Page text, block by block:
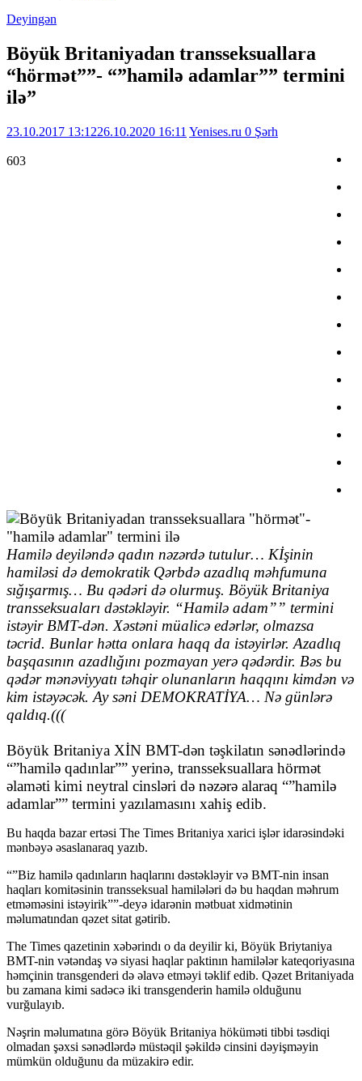
Deyingən
Böyük Britaniyadan transseksuallara
“hörmət””- “”hamilə adamlar”” termini
ilə”
23.10.2017 13:1226.10.2020 16:11 Yenises.ru 0 Şərh
603
Hamilə deyiləndə qadın nəzərdə tutulur… Kİşinin
hamiləsi də demokratik Qərbdə azadlıq məhfumuna
sığışarmış… Bu qədəri də olurmuş. Böyük Britaniya
transseksuaları dəstəkləyir. “Hamilə adam”” termini
istəyir BMT-dən. Xəstəni müalicə edərlər, olmazsa
təcrid. Bunlar hətta onlara haqq da istəyirlər. Azadlıq
başqasının azadlığını pozmayan yerə qədərdir. Bəs bu
qədər mənəviyyatı təhqir olunanların haqqını kimdən və
kim istəyəcək. Ay səni DEMOKRATİYA… Nə günlərə
qaldıq.(((
Böyük Britaniya XİN BMT-dən təşkilatın sənədlərində
“”hamilə qadınlar”” yerinə, transseksuallara hörmət
əlaməti kimi neytral cinsləri də nəzərə alaraq “”hamilə
adamlar”” termini yazılamasını xahiş edib.
Bu haqda bazar ertəsi The Times Britaniya xarici işlər idarəsindəki
mənbəyə əsaslanaraq yazıb.
“”Biz hamilə qadınların haqlarını dəstəkləyir və BMT-nin insan
haqları komitəsinin transseksual hamilələri də bu haqdan məhrum
etməməsini istəyirik””-deyə idarənin mətbuat xidmətinin
məlumatından qəzet sitat gətirib.
The Times qazetinin xəbərindı o da deyilir ki, Böyük Briytaniya
BMT-nin vətəndaş və siyasi haqlar paktinın hamilələr kateqoriyasına
həmçinin transgenderi də əlavə etməyi təklif edib. Qəzet Britaniyada
bu zamana kimi sadəcə iki transgenderin hamilə olduğunu
vurğulayıb.
Nəşrin məlumatına görə Böyük Britaniya höküməti tibbi təsdiqi
olmadan şəxsi sənədlərdə müstəqil şəkildə cinsini dəyişməyin
mümkün olduğunu da müzakirə edir.